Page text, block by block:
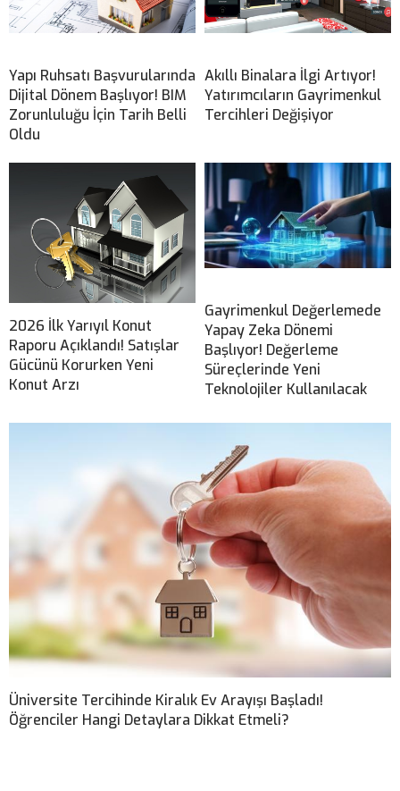
Yapı Ruhsatı Başvurularında
Dijital Dönem Başlıyor! BIM
Zorunluluğu İçin Tarih Belli
Oldu
Akıllı Binalara İlgi Artıyor!
Yatırımcıların Gayrimenkul
Tercihleri Değişiyor
2026 İlk Yarıyıl Konut
Raporu Açıklandı! Satışlar
Gücünü Korurken Yeni
Konut Arzı
Gayrimenkul Değerlemede
Yapay Zeka Dönemi
Başlıyor! Değerleme
Süreçlerinde Yeni
Teknolojiler Kullanılacak
Üniversite Tercihinde Kiralık Ev Arayışı Başladı!
Öğrenciler Hangi Detaylara Dikkat Etmeli?